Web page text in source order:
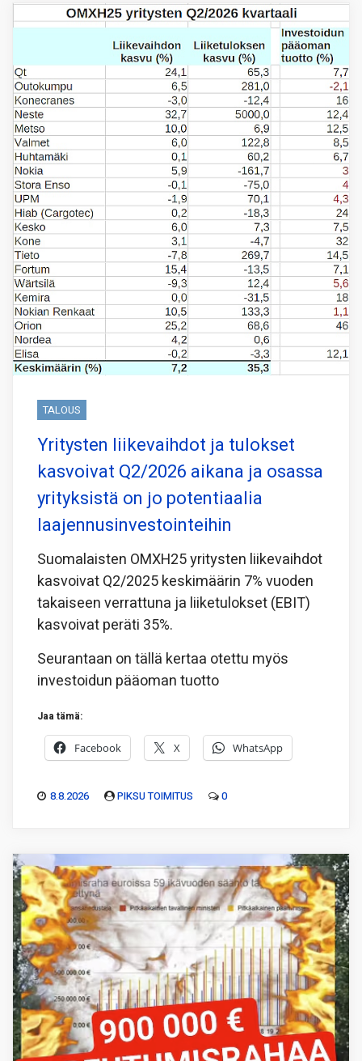
TALOUS
Yritysten liikevaihdot ja tulokset
kasvoivat Q2/2026 aikana ja osassa
yrityksistä on jo potentiaalia
laajennusinvestointeihin
Suomalaisten OMXH25 yritysten liikevaihdot
kasvoivat Q2/2025 keskimäärin 7% vuoden
takaiseen verrattuna ja liiketulokset (EBIT)
kasvoivat peräti 35%.
Seurantaan on tällä kertaa otettu myös
investoidun pääoman tuotto
Jaa tämä:
Facebook X WhatsApp
8.8.2026 PIKSU TOIMITUS 0